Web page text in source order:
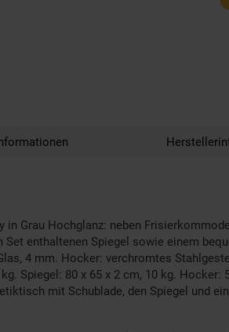
in Grau Hochglanz: neben
enthaltenen Spiegel sowie einem
4 mm. Hocker: verchromtes
Spiegel: 80 x 65 x 2 cm, 10 kg.
mit Schublade, den Spiegel und